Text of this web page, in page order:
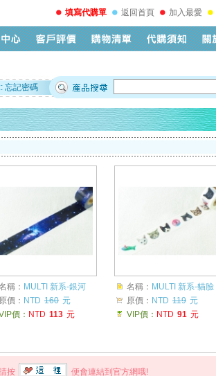
填寫代購單 返回首頁 加入最愛
忘記密碼
稱： MULTI 新系-銀河
原價： NTD 160 元
價： NTD 113 元
名稱： MULTI 新系-貓臉
原價： NTD 119 元
VIP價： NTD 91 元
按 便會連結到官方網哦!